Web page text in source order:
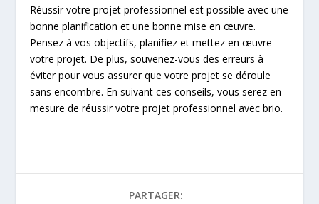
Réussir votre projet professionnel est possible avec une
bonne planification et une bonne mise en œuvre.
Pensez à vos objectifs, planifiez et mettez en œuvre
votre projet. De plus, souvenez-vous des erreurs à
éviter pour vous assurer que votre projet se déroule
sans encombre. En suivant ces conseils, vous serez en
mesure de réussir votre projet professionnel avec brio.
PARTAGER: